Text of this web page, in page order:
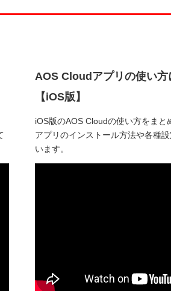
AOS Cloudアプリの使い方
【iOS版】
iOS版のAOS Cloudの使い方をまと
アプリのインストール方法や各種
います。